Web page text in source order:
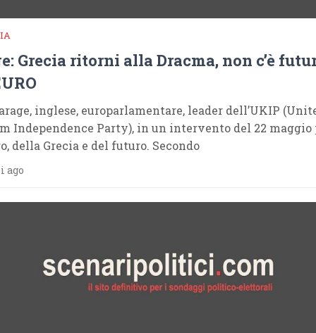
Grecia ritorni alla Dracma, non c’è
inglese, europarlamentare, leader dell’UKIP
Independence Party), in un intervento del 22 maggio
della Grecia e del futuro. Secondo
ago